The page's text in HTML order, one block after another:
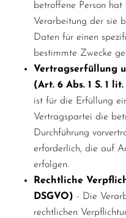
betroffene Person
Verarbeitung der sie
Daten für einen
bestimmte Zwecke
Vertragserfüllung
(Art. 6 Abs. 1 S. 1
ist für die Erfüllung
Vertragspartei die
Durchführung
erforderlich, die auf
erfolgen.
Rechtliche
DSGVO) - Die
rechtlichen